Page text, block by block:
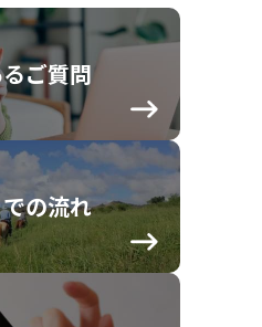
ご質問
の流れ